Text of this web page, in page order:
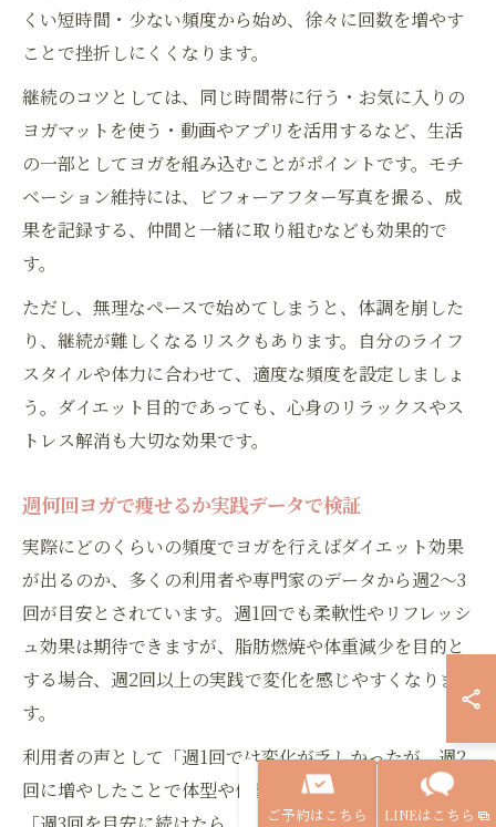
くい短時間・少ない頻度から始め、徐々に回数を増やす
ことで挫折しにくくなります。
継続のコツとしては、同じ時間帯に行う・お気に入りの
ヨガマットを使う・動画やアプリを活用するなど、生活
の一部としてヨガを組み込むことがポイントです。モチ
ベーション維持には、ビフォーアフター写真を撮る、成
果を記録する、仲間と一緒に取り組むなども効果的で
す。
ただし、無理なペースで始めてしまうと、体調を崩した
り、継続が難しくなるリスクもあります。自分のライフ
スタイルや体力に合わせて、適度な頻度を設定しましょ
う。ダイエット目的であっても、心身のリラックスやス
トレス解消も大切な効果です。
週何回ヨガで痩せるか実践データで検証
実際にどのくらいの頻度でヨガを行えばダイエット効果
が出るのか、多くの利用者や専門家のデータから週2〜3
回が目安とされています。週1回でも柔軟性やリフレッシ
ュ効果は期待できますが、脂肪燃焼や体重減少を目的と
する場合、週2回以上の実践で変化を感じやすくなりま
す。
利用者の声として「週1回では変化が乏しかったが、週2
回に増やしたことで体型や体重に明確な変化が表れた」
ご予約はこちら LINEはこちら